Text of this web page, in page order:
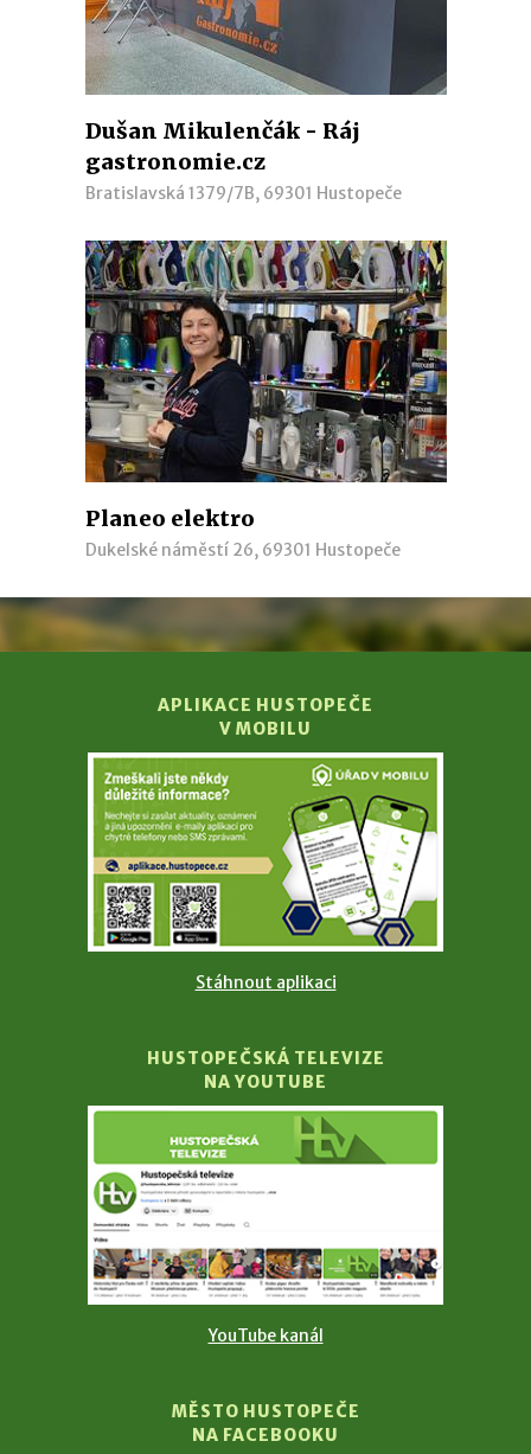
Dušan Mikulenčák - Ráj
gastronomie.cz
Bratislavská 1379/7B, 69301 Hustopeče
Planeo elektro
Dukelské náměstí 26, 69301 Hustopeče
APLIKACE HUSTOPEČE
V MOBILU
Stáhnout aplikaci
HUSTOPEČSKÁ TELEVIZE
NA YOUTUBE
YouTube kanál
MĚSTO HUSTOPEČE
NA FACEBOOKU